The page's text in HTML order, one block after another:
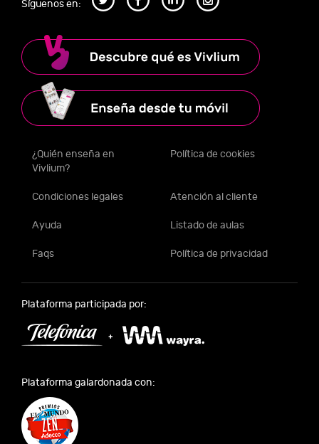
Síguenos en:
¿Quién enseña en
Vivlium?
Política de cookies
Condiciones legales Atención al cliente
Ayuda Listado de aulas
Faqs Política de privacidad
Plataforma participada por:
Plataforma galardonada con: